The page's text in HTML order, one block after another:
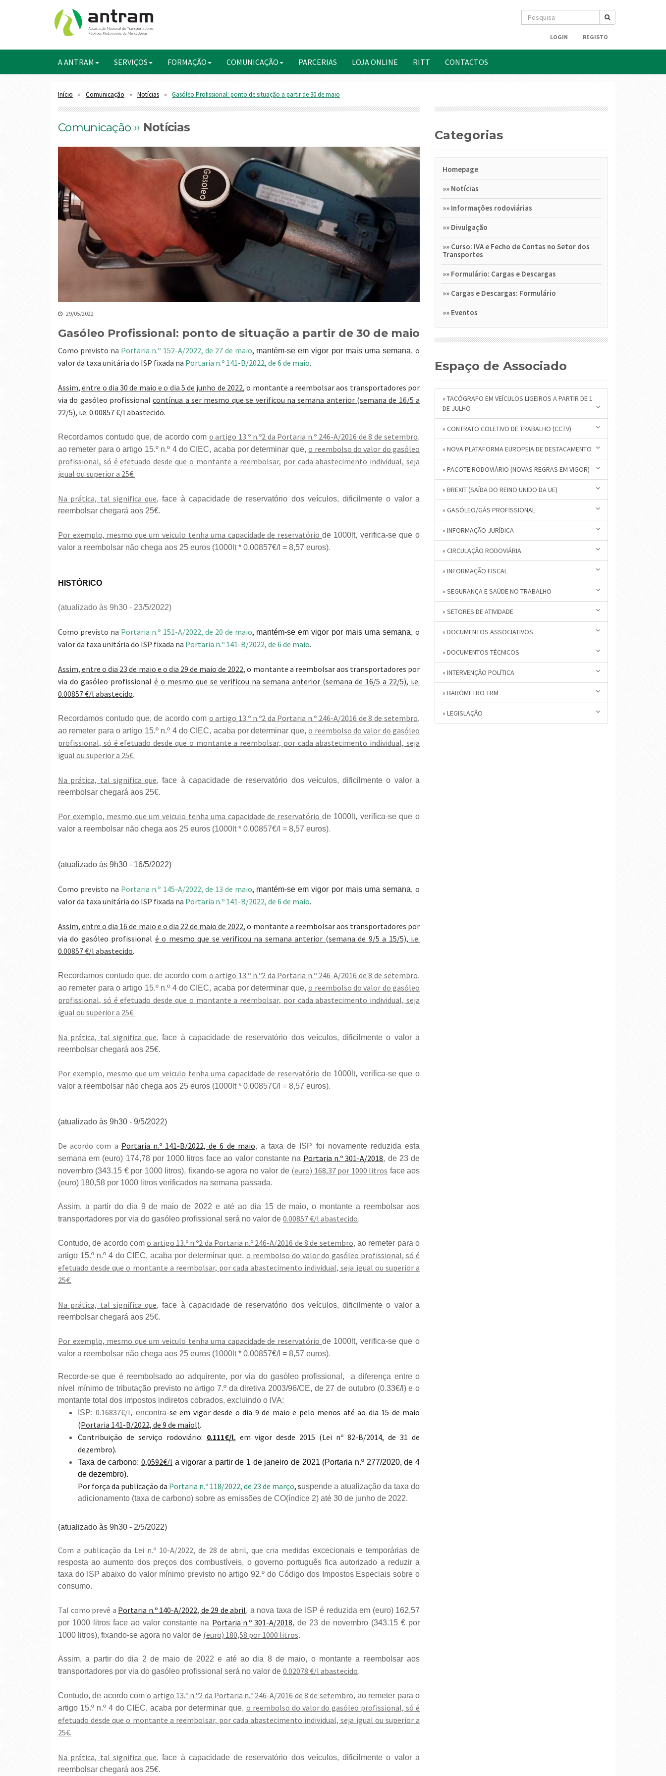
LOGIN REGISTO
A ANTRAM SERVIÇOS FORMAÇÃO COMUNICAÇÃO PARCERIAS LOJA ONLINE RITT CONTACTOS
Início Comunicação Notícias Gasóleo Profissional: ponto de situação a partir de 30 de maio
Comunicação ›› Notícias
29/05/2022
Gasóleo Profissional: ponto de situação a partir de 30 de maio
Como previsto na Portaria n.º 152-A/2022, de 27 de maio, mantém-se em vigor por mais uma semana,o
valor da taxa unitária do ISP fixada na Portaria n.º 141-B/2022, de 6 de maio.
Assim, entre o dia 30 de maio e o dia 5 de junho de 2022, o montante a reembolsar aos transportadores por
via do gasóleo profissionalcontínua a ser mesmo que se verificou na semana anterior (semana de 16/5 a
22/5), i.e. 0.00857 €/l abastecido.
Recordamos contudo que, de acordo com o artigo 13.º n.º2 da Portaria n.º 246-A/2016 de 8 de setembro,
ao remeter para o artigo 15.º n.º 4 do CIEC, acaba por determinar que,o reembolso do valor do gasóleo
profissional, só é efetuado desde que o montante a reembolsar, por cada abastecimento individual, seja
igual ou superior a 25€.
Na prática, tal significa que, face à capacidade de reservatório dos veículos, dificilmente o valor a
reembolsar chegará aos 25€.
Por exemplo, mesmo que um veiculo tenha uma capacidade de reservatório de 1000lt, verifica-se que o
valor a reembolsar não chega aos 25 euros (1000lt * 0.00857€/l = 8,57 euros).
HISTÓRICO
(atualizado às 9h30 - 23/5/2022)
Como previsto na Portaria n.º 151-A/2022, de 20 de maio, mantém-se em vigor por mais uma semana,o
valor da taxa unitária do ISP fixada na Portaria n.º 141-B/2022, de 6 de maio.
Assim, entre o dia 23 de maio e o dia 29 de maio de 2022, o montante a reembolsar aos transportadores por
via do gasóleo profissional é o mesmo que se verificou na semana anterior (semana de 16/5 a 22/5), i.e.
0.00857 €/l abastecido.
Recordamos contudo que, de acordo com o artigo 13.º n.º2 da Portaria n.º 246-A/2016 de 8 de setembro,
ao remeter para o artigo 15.º n.º 4 do CIEC, acaba por determinar que,o reembolso do valor do gasóleo
profissional, só é efetuado desde que o montante a reembolsar, por cada abastecimento individual, seja
igual ou superior a 25€.
Na prática, tal significa que, face à capacidade de reservatório dos veículos, dificilmente o valor a
reembolsar chegará aos 25€.
Por exemplo, mesmo que um veiculo tenha uma capacidade de reservatório de 1000lt, verifica-se que o
valor a reembolsar não chega aos 25 euros (1000lt * 0.00857€/l = 8,57 euros).
(atualizado às 9h30 - 16/5/2022)
Como previsto na Portaria n.º 145-A/2022, de 13 de maio, mantém-se em vigor por mais uma semana,o
valor da taxa unitária do ISP fixada na Portaria n.º 141-B/2022, de 6 de maio.
Assim, entre o dia 16 de maio e o dia 22 de maio de 2022, o montante a reembolsar aos transportadores por
via do gasóleo profissional é o mesmo que se verificou na semana anterior (semana de 9/5 a 15/5), i.e.
0.00857 €/l abastecido.
Recordamos contudo que, de acordo com o artigo 13.º n.º2 da Portaria n.º 246-A/2016 de 8 de setembro,
ao remeter para o artigo 15.º n.º 4 do CIEC, acaba por determinar que,o reembolso do valor do gasóleo
profissional, só é efetuado desde que o montante a reembolsar, por cada abastecimento individual, seja
igual ou superior a 25€.
Na prática, tal significa que, face à capacidade de reservatório dos veículos, dificilmente o valor a
reembolsar chegará aos 25€.
Por exemplo, mesmo que um veiculo tenha uma capacidade de reservatório de 1000lt, verifica-se que o
valor a reembolsar não chega aos 25 euros (1000lt * 0.00857€/l = 8,57 euros).
(atualizado às 9h30 - 9/5/2022)
De acordo com a Portaria n.º 141-B/2022, de 6 de maio, a taxa de ISP foi novamente reduzida esta
semana em (euro) 174,78 por 1000 litros face ao valor constante na Portaria n.º 301-A/2018, de 23 de
novembro (343.15 € por 1000 litros), fixando-se agora no valor de (euro) 168,37 por 1000 litros face aos
(euro) 180,58 por 1000 litros verificados na semana passada.
Assim, a partir do dia 9 de maio de 2022 e até ao dia 15 de maio, o montante a reembolsar aos
transportadores por via do gasóleo profissional será no valor de 0.00857 €/l abastecido.
Contudo, de acordo como artigo 13.º n.º2 da Portaria n.º 246-A/2016 de 8 de setembro, ao remeter para o
artigo 15.º n.º 4 do CIEC, acaba por determinar que, o reembolso do valor do gasóleo profissional, só é
efetuado desde que o montante a reembolsar, por cada abastecimento individual, seja igual ou superior a
25€.
Na prática, tal significa que, face à capacidade de reservatório dos veículos, dificilmente o valor a
reembolsar chegará aos 25€.
Por exemplo, mesmo que um veiculo tenha uma capacidade de reservatório de 1000lt, verifica-se que o
valor a reembolsar não chega aos 25 euros (1000lt * 0.00857€/l = 8,57 euros).
Recorde-se que é reembolsado ao adquirente, por via do gasóleo profissional, a diferença entre o
nível mínimo de tributação previsto no artigo 7.º da diretiva 2003/96/CE, de 27 de outubro (0.33€/l) e o
montante total dos impostos indiretos cobrados, excluindo o IVA:
ISP:0.16837€/l, encontra-se em vigor desde o dia 9 de maio e pelo menos até ao dia 15 de maio
(Portaria 141-B/2022, de 9 de maiol).
Contribuição de serviço rodoviário: 0.111€/l, em vigor desde 2015 (Lei nº 82-B/2014, de 31 de
dezembro).
Taxa de carbono: 0,0592€/l a vigorar a partir de 1 de janeiro de 2021 (Portaria n.º 277/2020, de 4
de dezembro).
Por força da publicação da Portaria n.º 118/2022, de 23 de março, suspende a atualização da taxa do
adicionamento (taxa de carbono) sobre as emissões de CO(índice 2) até 30 de junho de 2022.
(atualizado às 9h30 - 2/5/2022)
Com a publicação da Lei n.º 10-A/2022, de 28 de abril, que cria medidas excecionais e temporárias de
resposta ao aumento dos preços dos combustíveis, o governo português fica autorizado a reduzir a
taxa do ISP abaixo do valor mínimo previsto no artigo 92.º do Código dos Impostos Especiais sobre o
consumo.
Tal como prevê a Portaria n.º 140-A/2022, de 29 de abril, a nova taxa de ISP é reduzida em (euro) 162,57
por 1000 litros face ao valor constante na Portaria n.º 301-A/2018, de 23 de novembro (343.15 € por
1000 litros), fixando-se agora no valor de (euro) 180,58 por 1000 litros.
Assim, a partir do dia 2 de maio de 2022 e até ao dia 8 de maio, o montante a reembolsar aos
transportadores por via do gasóleo profissional será no valor de 0.02078 €/l abastecido.
Contudo, de acordo como artigo 13.º n.º2 da Portaria n.º 246-A/2016 de 8 de setembro, ao remeter para o
artigo 15.º n.º 4 do CIEC, acaba por determinar que, o reembolso do valor do gasóleo profissional, só é
efetuado desde que o montante a reembolsar, por cada abastecimento individual, seja igual ou superior a
25€.
Na prática, tal significa que, face à capacidade de reservatório dos veículos, dificilmente o valor a
reembolsar chegará aos 25€.
Categorias
Homepage
»» Notícias
»» Informações rodoviárias
»» Divulgação
»» Curso: IVA e Fecho de Contas no Setor dos
Transportes
»» Formulário: Cargas e Descargas
»» Cargas e Descargas: Formulário
»» Eventos
Espaço de Associado
» TACÓGRAFO EM VEÍCULOS LIGEIROS A PARTIR DE 1
DE JULHO
» CONTRATO COLETIVO DE TRABALHO (CCTV)
» NOVA PLATAFORMA EUROPEIA DE DESTACAMENTO
» PACOTE RODOVIÁRIO (NOVAS REGRAS EM VIGOR)
» BREXIT (SAÍDA DO REINO UNIDO DA UE)
» GASÓLEO/GÁS PROFISSIONAL
» INFORMAÇÃO JURÍDICA
» CIRCULAÇÃO RODOVIÁRIA
» INFORMAÇÃO FISCAL
» SEGURANÇA E SAÚDE NO TRABALHO
» SETORES DE ATIVIDADE
» DOCUMENTOS ASSOCIATIVOS
» DOCUMENTOS TÉCNICOS
» INTERVENÇÃO POLÍTICA
» BARÓMETRO TRM
» LEGISLAÇÃO